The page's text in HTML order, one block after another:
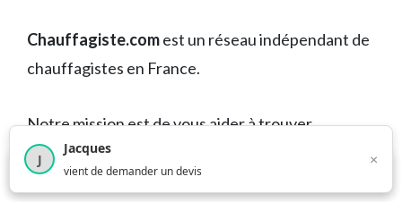
Chauffagiste.comest un réseau indépendant de
chauffagistes en France.
Notre mission est de vous aider à trouver
rapidement un professionnel de confiance,
proche de chez vous, au meilleur prix, en toute
4 208utilisateurs ce mois-ci
J
Jacques
vient de demander un devis
×